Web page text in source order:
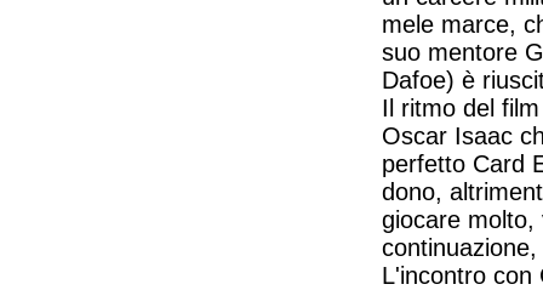
mele marce,
suo mentore
Dafoe) è
Il ritmo del
Oscar Isaac
perfetto Card
dono,
giocare molto,
L'incontro con